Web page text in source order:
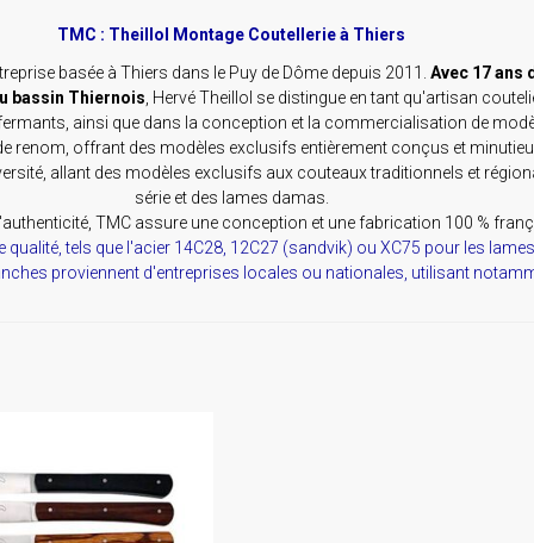
TMC : Theillol Montage Coutellerie à Thiers
basée à Thiers dans le Puy de Dôme depuis 2011. Avec 17 ans
bassin Thiernois , Hervé Theillol se distingue en tant qu'artisan
ainsi que dans la conception et la commercialisation de
renom, offrant des modèles exclusifs entièrement conçus et
allant des modèles exclusifs aux couteaux traditionnels et
série et des lames damas.
TMC assure une conception et une fabrication 100 %
qualité, tels que l'acier 14C28, 12C27 (sandvik) ou XC75 pour les
proviennent d'entreprises locales ou nationales, utilisant